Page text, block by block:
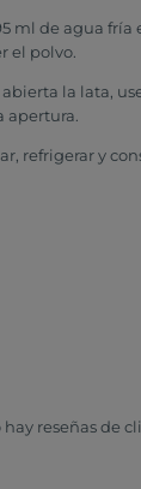
de agua
el polvo.
la lata,
apertura.
y
hay reseñas de